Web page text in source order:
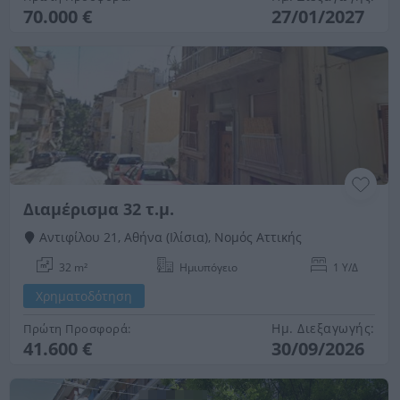
70.000 € 27/01/2027
Διαμέρισμα 32 τ.μ.
Αντιφίλου 21, Αθήνα (Ιλίσια), Νομός Αττικής
32 m² Ημιυπόγειο 1 Υ/Δ
Χρηματοδότηση
Πρώτη Προσφορά:
41.600 €
Ημ. Διεξαγωγής:
30/09/2026